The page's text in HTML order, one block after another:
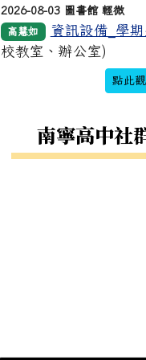
2026-08-03 圖書館 輕微
高慧如
資訊設備_學
校教室、辦公室)
點此
南寧高中社